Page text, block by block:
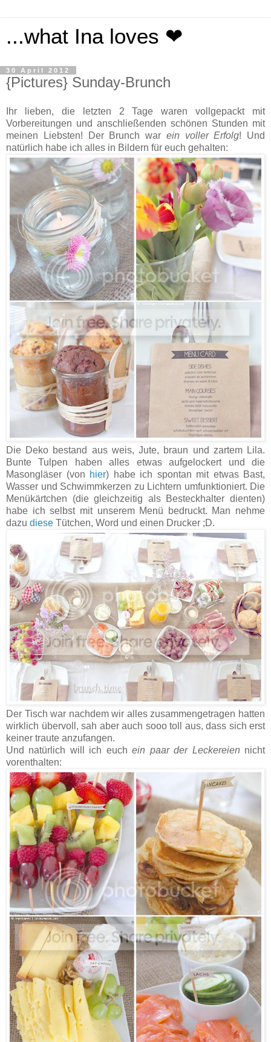
...what Ina loves ❤
30 April 2012
{Pictures} Sunday-Brunch
Ihr lieben, die letzten 2 Tage waren vollgepackt mit
Vorbereitungen und anschließenden schönen Stunden mit
meinen Liebsten! Der Brunch war ein voller Erfolg! Und
natürlich habe ich alles in Bildern für euch gehalten:
Die Deko bestand aus weis, Jute, braun und zartem Lila.
Bunte Tulpen haben alles etwas aufgelockert und die
Masongläser (von hier) habe ich spontan mit etwas Bast,
Wasser und Schwimmkerzen zu Lichtern umfunktioniert. Die
Menükärtchen (die gleichzeitig als Besteckhalter dienten)
habe ich selbst mit unserem Menü bedruckt. Man nehme
dazu diese Tütchen, Word und einen Drucker ;D.
Der Tisch war nachdem wir alles zusammengetragen hatten
wirklich übervoll, sah aber auch sooo toll aus, dass sich erst
keiner traute anzufangen.
Und natürlich will ich euchein paar der Leckereien nicht
vorenthalten: